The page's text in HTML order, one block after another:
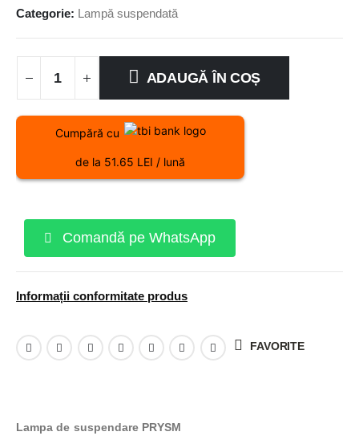
Categorie: Lampă suspendată
ADAUGĂ ÎN COȘ
Cumpără cu
de la 51.65 LEI / lună
Comandă pe WhatsApp
Informații conformitate produs
FAVORITE
Lampa de suspendare PRYSM